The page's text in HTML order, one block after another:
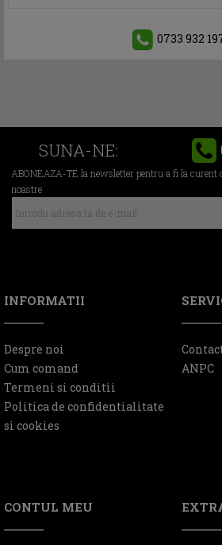
0733 932
SUNA-NE:
ABONEAZA-TE la newsletter pentru a fi la curent
noastre
INFORMATII
Despre noi
Cum comand
Termeni si conditii
Politica de confidentialitate
si cookies
ANPC
CONTUL MEU